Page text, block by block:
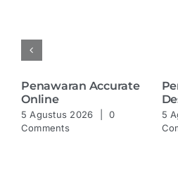
Penawaran Accurate
Online
5 Agustus 2026
0
Comments
5